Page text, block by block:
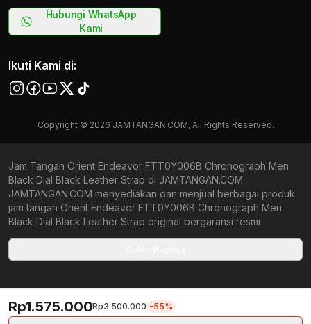
Hubungi WhatsApp
Kami
Ikuti Kami di:
Copyright © 2026 JAMTANGAN.COM, All Rights Reserved.
Jam Tangan Orient Endeavor FTT0Y006B Chronograph Men
Black Dial Black Leather Strap di JAMTANGAN.COM
JAMTANGAN.COM menyediakan dan menjual berbagai produk
jam tangan Orient Endeavor FTT0Y006B Chronograph Men
Black Dial Black Leather Strap original bergaransi resmi
pelanggan. JAMTANGAN.COM menjamin produk-produk yang
tinggi, dan memiliki harga yang lebih terjangkau dari toko online
Indonesia lainnya. Anda, watchlovers, merupakan prioritas
utama kami. Dengan tersedianya berbagai jam tangan
Rp1.575.000Rp3.500.000 -55%